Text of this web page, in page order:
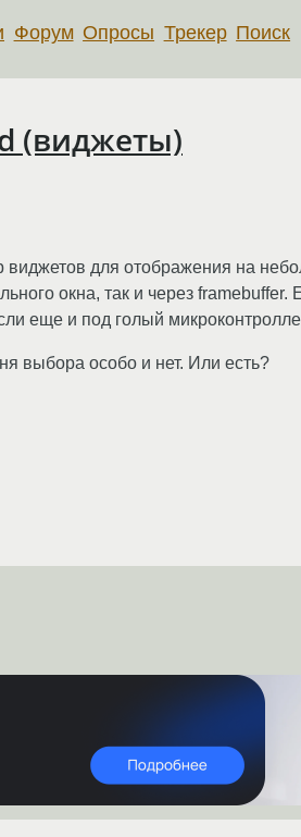
Форум Опросы Трекер Поиск
(виджеты)
для отображения на
окна, так и через
еще и под голый
выбора особо и нет. Или есть?